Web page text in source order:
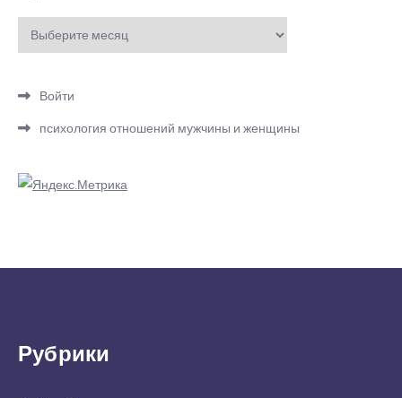
Архивы
Войти
психология отношений мужчины и женщины
Рубрики